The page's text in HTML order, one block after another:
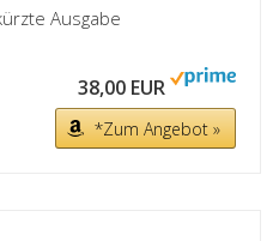
Ausgabe
38,00 EUR
*Zum Angebot »